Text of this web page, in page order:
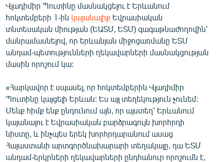
ՁԳՏԵԼՈՎ ԼԱՎԱԳՈՒՅՆԻՆ
ՓՈԴՔԱՍԹ
Հայերեն
English
Русский
ՀԵՏԵՎԵՔ ՄԵԶ
Վլադիմիր Պուտինը մասնակցելու է Երևանում
հոկտեմբերի 1-ին կայանալիք Եվրասիական
տնտեսական միության (ԵԱՏՄ, ԵՏՄ) գագաթնաժողովին՝
մանրամասնելով, որ երևանյան միջոցառմանը ԵՏՄ
անդամ-պետությունների ղեկավարների մասնակցության
մասին որոշում կա:
«Հարկավոր է սպասել, որ հոկտեմբերին Վլադիմիր
Պուտինը կայցելի Երևան: Ես այլ տեղեկություն չունեմ:
Մենք հիմք ենք ընդունում այն, որ այստեղ՝ Երևանում
կայանալու է Եվրասիական բարձրագույն խորհրդի
նիստը, և ինչպես երեկ խորհրդարանում ասաց
Հայաստանի արտգործնախարարի տեղակալը, դա ԵՏՄ
անդամ-երկրների ղեկավարների ընդհանուր որոշումն է,